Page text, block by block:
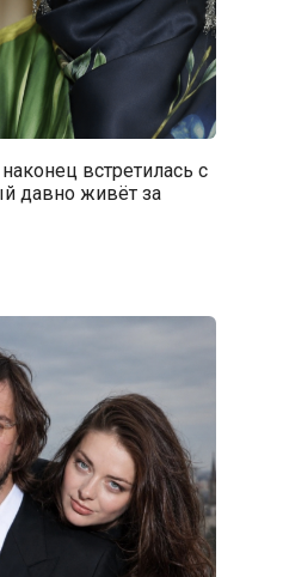
встретилась с
давно живёт за